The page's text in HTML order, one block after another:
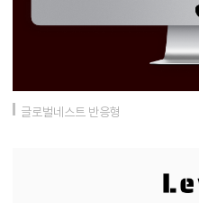
글로벌네스트 반응형